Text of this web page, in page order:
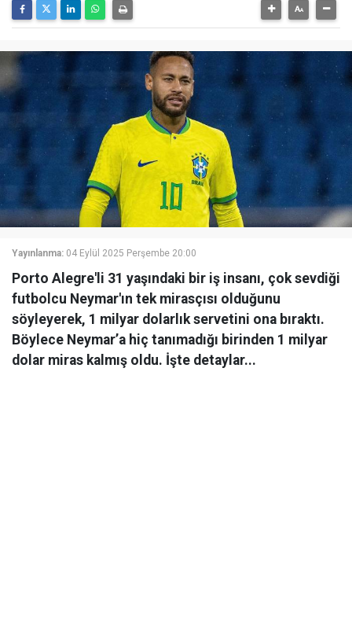
Yayınlanma: 04 Eylül 2025 Perşembe 20:00
Porto Alegre'li 31 yaşındaki bir iş insanı, çok sevdiği
futbolcu Neymar'ın tek mirasçısı olduğunu
söyleyerek, 1 milyar dolarlık servetini ona bıraktı.
Böylece Neymar’a hiç tanımadığı birinden 1 milyar
dolar miras kalmış oldu. İşte detaylar...